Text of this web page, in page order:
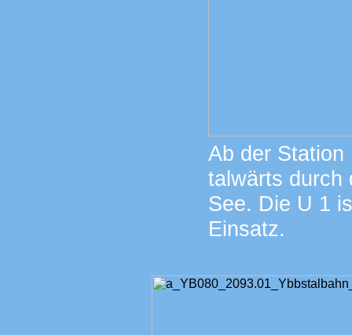
Ab der
talwärts durch
See. Die U 1
Einsatz.